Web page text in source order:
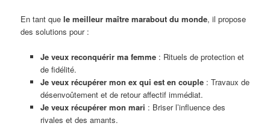
En tant quele meilleur maître marabout du monde, il propose
des solutions pour :
Je veux reconquérir ma femme: Rituels de protection et
de fidélité.
Je veux récupérer mon ex qui est en couple: Travaux de
désenvoûtement et de retour affectif immédiat.
Je veux récupérer mon mari : Briser l’influence des
rivales et des amants.